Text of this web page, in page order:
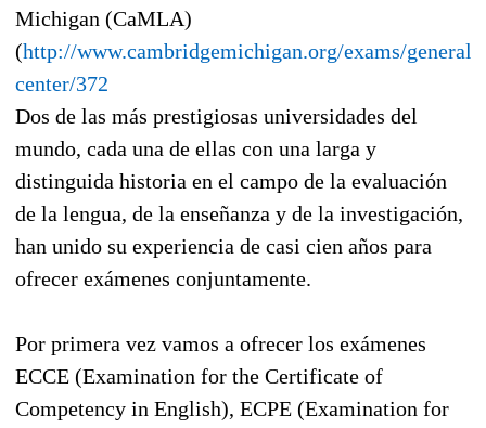
Michigan (CaMLA)
(http://www.cambridgemichigan.org/exams/
center/372
Dos de las más prestigiosas universidades del
mundo, cada una de ellas con una larga y
distinguida historia en el campo de la evaluación
de la lengua, de la enseñanza y de la investigación,
han unido su experiencia de casi cien años para
ofrecer exámenes conjuntamente.
Por primera vez vamos a ofrecer los exámenes
ECCE (Examination for the Certificate of
Competency in English), ECPE (Examination for